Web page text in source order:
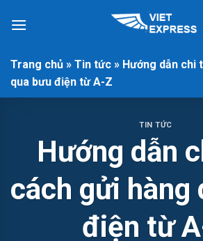
Trang chủ » Tin tức » Hướng dẫn chi
qua bưu điện từ A-Z
TIN TỨC
Hướng dẫn
cách gửi hàng
điện từ